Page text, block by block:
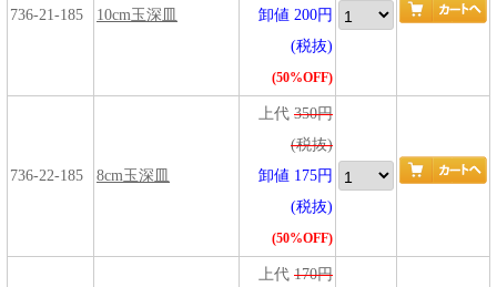
736-21-185 10cm玉深皿
卸値 200円
(税抜)
(50%OFF)
736-22-185 8cm玉深皿
上代 350円
(税抜)
卸値 175円
(税抜)
(50%OFF)
上代 170円